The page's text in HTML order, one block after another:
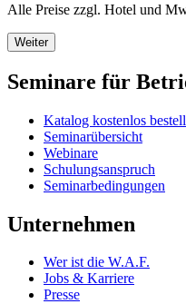
Alle Preise zzgl. Hotel und
Weiter
Seminare für
Katalog kostenlos
Seminarübersicht
Webinare
Schulungsanspruch
Seminarbedingungen
Unternehmen
Wer ist die W.A.F.
Jobs & Karriere
Presse